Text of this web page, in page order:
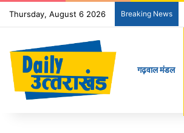
Thursday, August 6 2026 Breaking News
गढ़वाल मंडल